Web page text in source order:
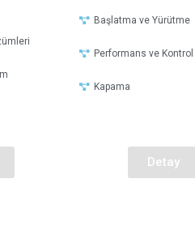
Başlatma ve Yürütme
Performans ve Kontrol
Kapama
Detay